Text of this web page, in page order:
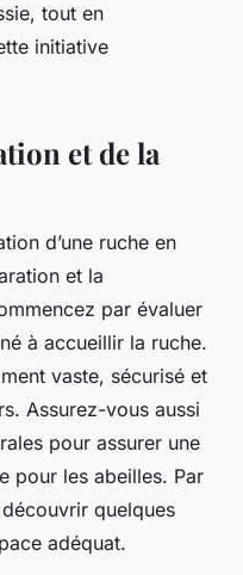
tout en
initiative
et de la
d’une ruche en
et la
par évaluer
à accueillir la ruche.
vaste, sécurisé et
Assurez-vous aussi
pour assurer une
pour les abeilles. Par
quelques
adéquat.